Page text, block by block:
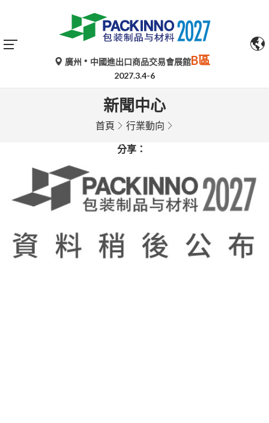
廣州 中國進出口商品交易會展館B區
2027.3.4-6
新聞中心
首頁 行業動向
分享：